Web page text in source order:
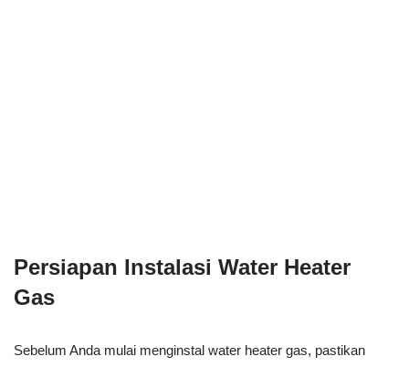
Persiapan Instalasi Water Heater
Gas
Sebelum Anda mulai menginstal water heater gas, pastikan